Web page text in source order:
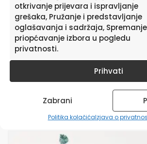
otkrivanje prijevara i ispravljanje
grešaka, Pružanje i predstavljanje
oglašavanja i sadržaja,
priopćavanje izbora u pogledu
privatnosti.
Prihvati
Zabrani
Politika kolačićaIzjava o
Morate bitiprijavljenida biste
recenziju.
Povezani proizvodi